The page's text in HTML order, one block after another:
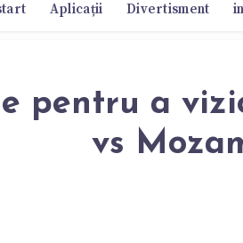
Aplicații Divertisment
pentru a
vs